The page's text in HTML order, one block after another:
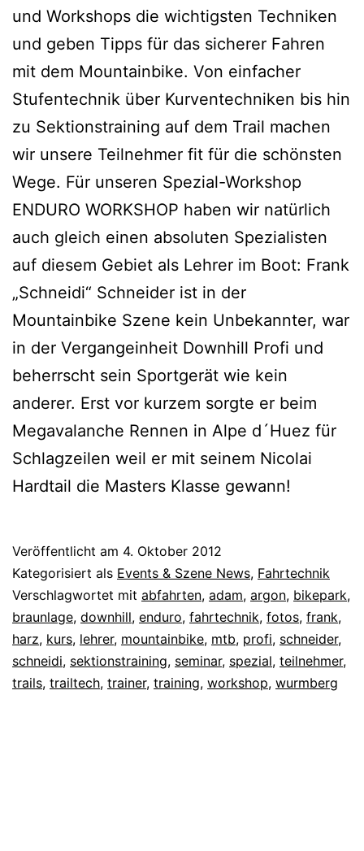
und Workshops die wichtigsten Techniken
und geben Tipps für das sicherer Fahren
mit dem Mountainbike. Von einfacher
Stufentechnik über Kurventechniken bis hin
zu Sektionstraining auf dem Trail machen
wir unsere Teilnehmer fit für die schönsten
Wege. Für unseren Spezial-Workshop
ENDURO WORKSHOP haben wir natürlich
auch gleich einen absoluten Spezialisten
auf diesem Gebiet als Lehrer im Boot: Frank
„Schneidi“ Schneider ist in der
Mountainbike Szene kein Unbekannter, war
in der Vergangeinheit Downhill Profi und
beherrscht sein Sportgerät wie kein
anderer. Erst vor kurzem sorgte er beim
Megavalanche Rennen in Alpe d´Huez für
Schlagzeilen weil er mit seinem Nicolai
Hardtail die Masters Klasse gewann!
Veröffentlicht am 4. Oktober 2012
Kategorisiert als Events & Szene News, Fahrtechnik
Verschlagwortet mit abfahrten, adam, argon, bikepark,
braunlage, downhill, enduro, fahrtechnik, fotos, frank,
harz, kurs, lehrer, mountainbike, mtb, profi, schneider,
schneidi, sektionstraining, seminar, spezial, teilnehmer,
trails, trailtech, trainer, training, workshop, wurmberg